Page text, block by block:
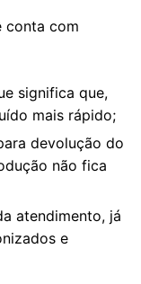
conta com
significa que,
mais rápido;
devolução do
não fica
atendimento, já
e